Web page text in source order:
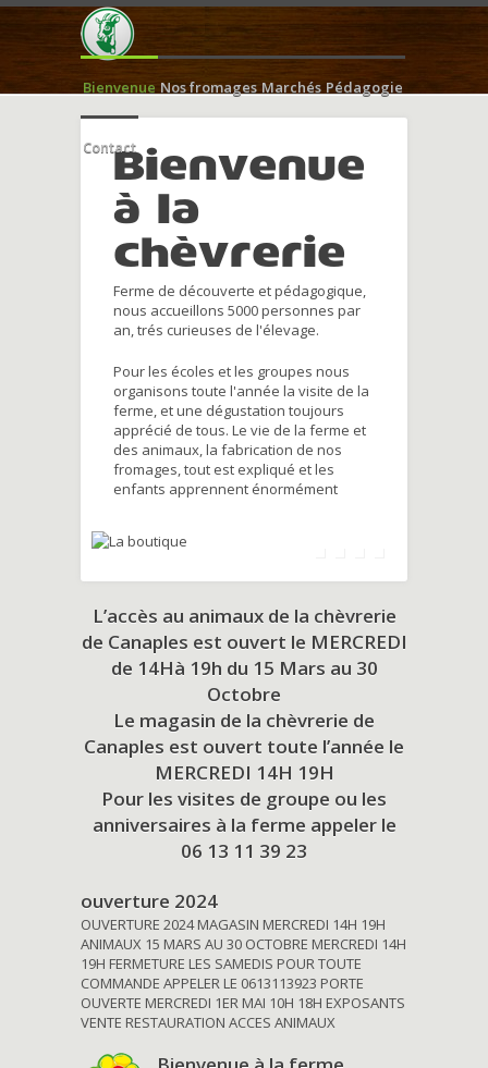
Bienvenue Nos fromages Marchés Pédagogie
ContactBienvenue
à la
chèvrerie
Ferme de découverte et pédagogique,
nous accueillons 5000 personnes par
an, trés curieuses de l'élevage.
Pour les écoles et les groupes nous
organisons toute l'année la visite de la
ferme, et une dégustation toujours
apprécié de tous. Le vie de la ferme et
des animaux, la fabrication de nos
fromages, tout est expliqué et les
enfants apprennent énormément
L’accès au animaux de la chèvrerie
de Canaples est ouvert le MERCREDI
de 14Hà 19h du 15 Mars au 30
Octobre
Le magasin de la chèvrerie de
Canaples est ouvert toute l’année le
MERCREDI 14H 19H
Pour les visites de groupe ou les
anniversaires à la ferme appeler le
06 13 11 39 23
ouverture 2024
OUVERTURE 2024 MAGASIN MERCREDI 14H 19H
ANIMAUX 15 MARS AU 30 OCTOBRE MERCREDI 14H
19H FERMETURE LES SAMEDIS POUR TOUTE
COMMANDE APPELER LE 0613113923 PORTE
OUVERTE MERCREDI 1ER MAI 10H 18H EXPOSANTS
VENTE RESTAURATION ACCES ANIMAUX